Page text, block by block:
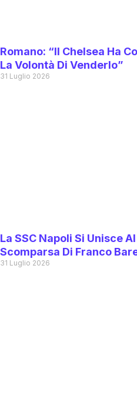
Romano: “Il Chelsea Ha
La Volontà Di Venderlo”
31 Luglio 2026
La SSC Napoli Si Unisce
Scomparsa Di Franco
31 Luglio 2026